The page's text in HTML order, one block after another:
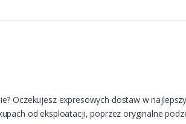
Oczekujesz expresowych dostaw w
od eksploatacji, poprzez oryginalne